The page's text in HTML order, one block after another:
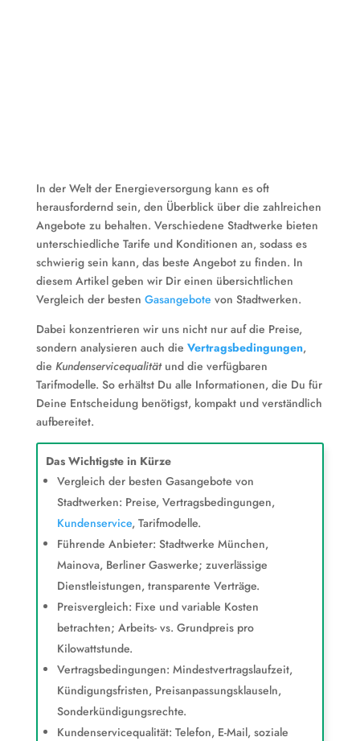
In der Welt der Energieversorgung kann es oft
herausfordernd sein, den Überblick über die zahlreichen
Angebote zu behalten. Verschiedene Stadtwerke bieten
unterschiedliche Tarife und Konditionen an, sodass es
schwierig sein kann, das beste Angebot zu finden. In
diesem Artikel geben wir Dir einen übersichtlichen
Vergleich der besten Gasangebote von Stadtwerken.
Dabei konzentrieren wir uns nicht nur auf die Preise,
sondern analysieren auch die Vertragsbedingungen,
die Kundenservicequalitätund die verfügbaren
Tarifmodelle. So erhältst Du alle Informationen, die Du für
Deine Entscheidung benötigst, kompakt und verständlich
aufbereitet.
Das Wichtigste in Kürze
Vergleich der besten Gasangebote von
Stadtwerken: Preise, Vertragsbedingungen,
Kundenservice, Tarifmodelle.
Führende Anbieter: Stadtwerke München,
Mainova, Berliner Gaswerke; zuverlässige
Dienstleistungen, transparente Verträge.
Preisvergleich: Fixe und variable Kosten
betrachten; Arbeits- vs. Grundpreis pro
Kilowattstunde.
Vertragsbedingungen: Mindestvertragslaufzeit,
Kündigungsfristen, Preisanpassungsklauseln,
Sonderkündigungsrechte.
Kundenservicequalität: Telefon, E-Mail, soziale